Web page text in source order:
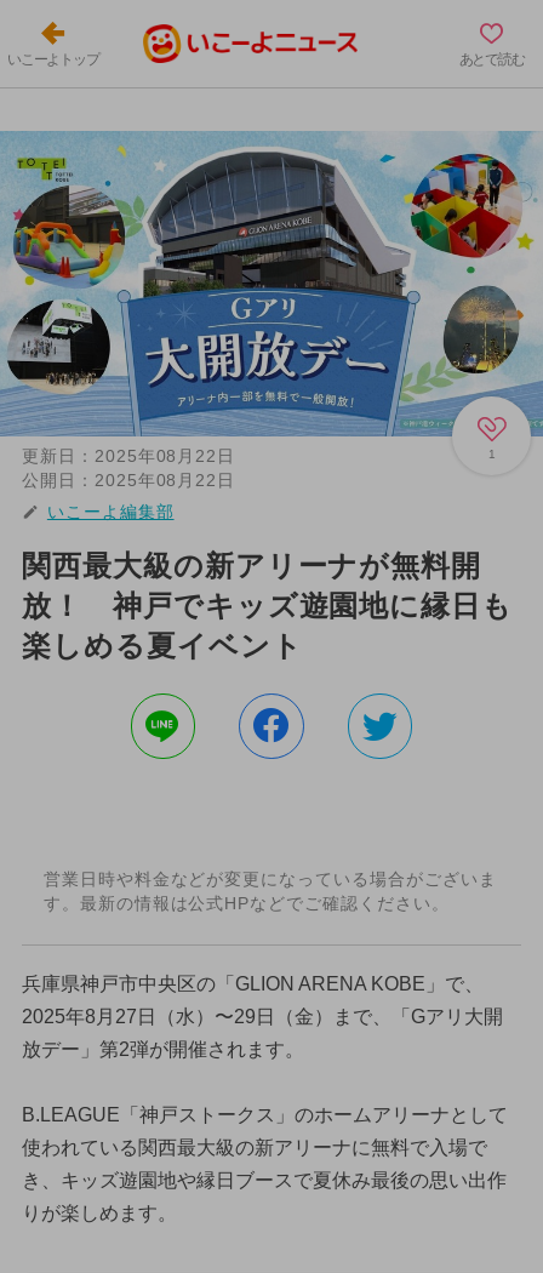
いこーよトップ あとで読む
1
更新日： 2025年08月22日
公開日： 2025年08月22日
いこーよ編集部
関西最大級の新アリーナが無料開
放！ 神戸でキッズ遊園地に縁日も
楽しめる夏イベント
営業日時や料金などが変更になっている場合がございま
す。最新の情報は公式HPなどでご確認ください。
兵庫県神戸市中央区の「GLION ARENA KOBE」で、
2025年8月27日（水）〜29日（金）まで、「Gアリ大開
放デー」第2弾が開催されます。
B.LEAGUE「神戸ストークス」のホームアリーナとして
使われている関西最大級の新アリーナに無料で入場で
き、キッズ遊園地や縁日ブースで夏休み最後の思い出作
りが楽しめます。